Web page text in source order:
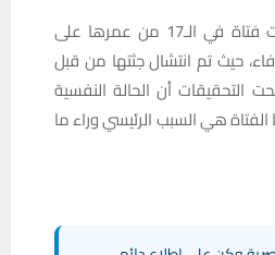
وفي حادثة أخرى، أقدمت فتاة في الـ17 من عمرها على
حيث تم انتشال جثتها من قبل
التحقيقات أن الحالة النفسية
الفتاة هي السبب الرئيسي وراء ما